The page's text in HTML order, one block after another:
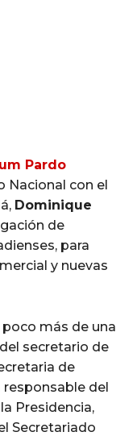
Pardo
Nacional con el
Dominique
de
para
y nuevas
más de una
secretario de
de
responsable del
Presidencia,
Secretariado